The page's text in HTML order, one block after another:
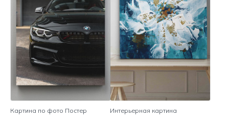
Картина по фото Постер Интерьерная картина